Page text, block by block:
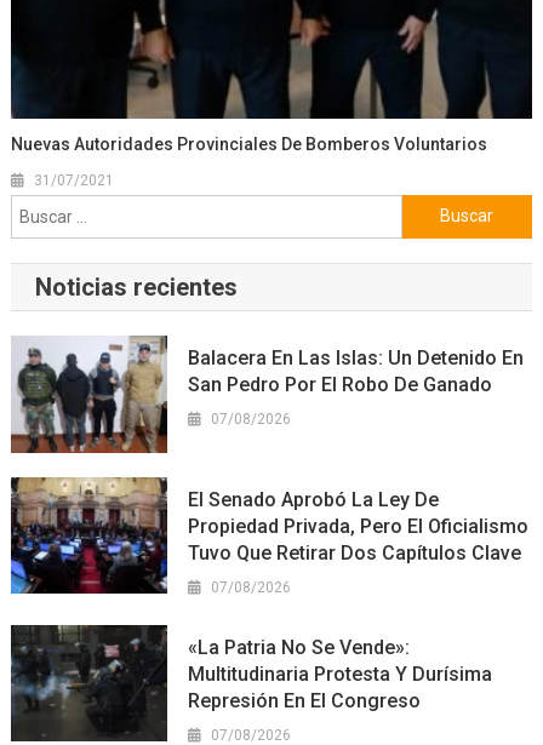
Nuevas Autoridades Provinciales De Bomberos Voluntarios
31/07/2021
Buscar:
Noticias recientes
Balacera En Las Islas: Un Detenido En
San Pedro Por El Robo De Ganado
07/08/2026
El Senado Aprobó La Ley De
Propiedad Privada, Pero El Oficialismo
Tuvo Que Retirar Dos Capítulos Clave
07/08/2026
«La Patria No Se Vende»:
Multitudinaria Protesta Y Durísima
Represión En El Congreso
07/08/2026